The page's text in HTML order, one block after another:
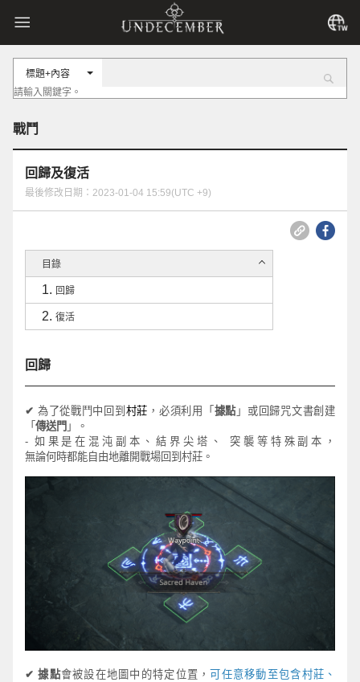
標題+內容
戰鬥
回歸及復活
最後修改日期：2023-01-04 15:59(UTC +9)
目錄
回歸
復活
回歸
✔ 為 了從戰 鬥 中回 到 村莊 ，必須利用 「 據點 」或回歸咒文書創建
「 傳送門 」。
- 如果是在混沌副本、結界尖塔、
突襲等特殊副本，
無論何時都能自由地離開戰場回到村莊。
✔ 據點會被設在地圖中的特定位置，可任意移動至包含村莊、